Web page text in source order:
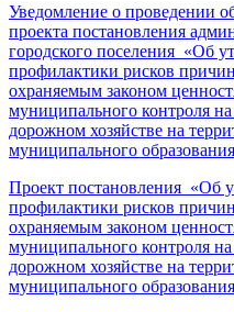
Уведомление о проведении
проекта постановления
городского поселения «Об
профилактики рисков
охраняемым законом
муниципального контроля
дорожном хозяйстве на
муниципального
Проект постановления «Об
профилактики рисков
охраняемым законом
муниципального контроля
дорожном хозяйстве на
муниципального